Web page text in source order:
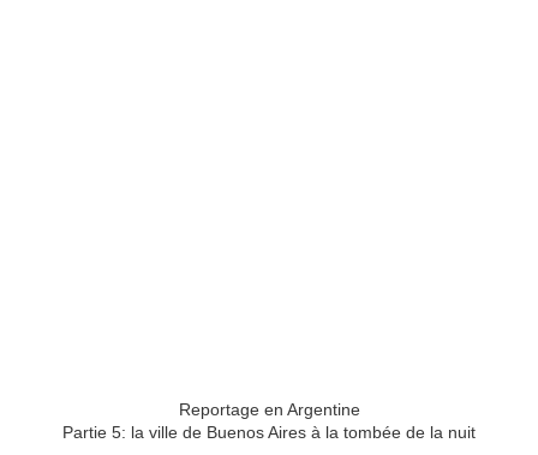
Reportage en Argentine
Partie 5: la ville de Buenos Aires à la tombée de la nuit